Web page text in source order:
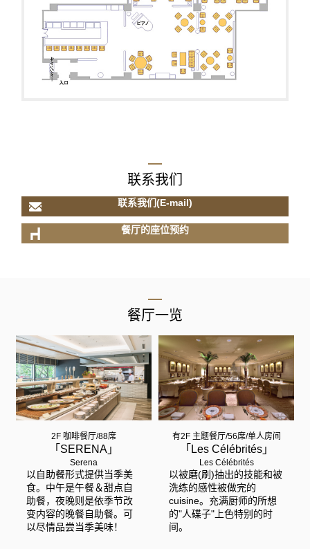
联系我们
联系我们(E-mail)
餐厅的座位预约
餐厅一览
2F 咖啡餐厅/88席
「SERENA」
Serena
以自助餐形式提供当季美
食。中午是午餐＆甜点自
助餐，夜晚则是依季节改
变内容的晚餐自助餐。可
以尽情品尝当季美味！
有2F 主题餐厅/56席/单人房间
「Les Célébrités」
Les Célébrités
以被磨(刷)抽出的技能和被
洗练的感性被做完的
cuisine。充满厨师的所想
的"人碟子"上色特别的时
间。